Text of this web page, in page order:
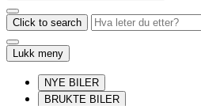
Click to search
Lukk meny
NYE BILER
BRUKTE BILER